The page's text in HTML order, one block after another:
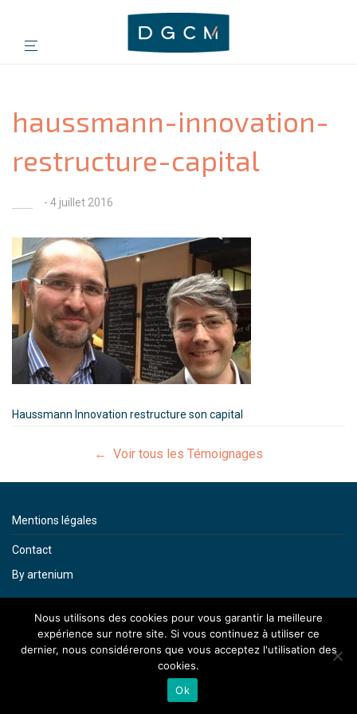
haussmann-innovation-
restructure-capital
- 4 juillet 2016
Haussmann Innovation restructure son capital
← Voir tous les Témoignages
Mentions légales
Contact
By artenium
Nous utilisons des cookies pour vous garantir la meilleure
expérience sur notre site. Si vous continuez à utiliser ce
dernier, nous considérerons que vous acceptez l'utilisation des
cookies.
Ok